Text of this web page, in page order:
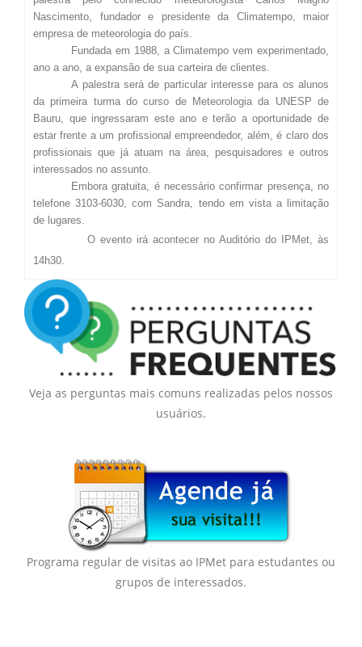
Nascimento, fundador e presidente da Climatempo, maior
empresa de meteorologia do país.
Fundada em 1988, a Climatempo vem experimentado,
ano a ano, a expansão de sua carteira de clientes.
A palestra será de particular interesse para os alunos
da primeira turma do curso de Meteorologia da UNESP de
Bauru, que ingressaram este ano e terão a oportunidade de
estar frente a um profissional empreendedor, além, é claro dos
profissionais que já atuam na área, pesquisadores e outros
interessados no assunto.
Embora gratuita, é necessário confirmar presença, no
telefone 3103-6030, com Sandra, tendo em vista a limitação
de lugares.
O evento irá acontecer no Auditório do IPMet, às
14h30.
Veja as perguntas mais comuns realizadas pelos nossos
usuários.
Programa regular de visitas ao IPMet para estudantes ou
grupos de interessados.